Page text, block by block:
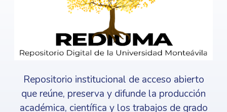
Repositorio institucional de acceso abierto
que reúne, preserva y difunde la producción
académica, científica y los trabajos de grado